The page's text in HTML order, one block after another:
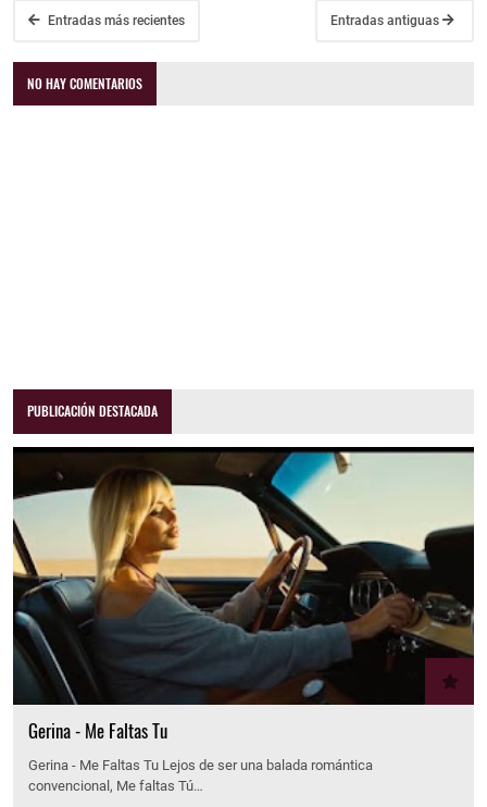
Entradas más recientes Entradas antiguas
NO HAY COMENTARIOS
PUBLICACIÓN DESTACADA
Gerina - Me Faltas Tu
Gerina - Me Faltas Tu Lejos de ser una balada romántica
convencional, Me faltas Tú…